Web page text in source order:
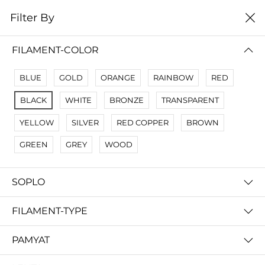
0
No Results
Not Found Filters1
Not Found Filters2
Filter By
FILAMENT-COLOR
BLUE GOLD ORANGE RAINBOW RED
BLACK WHITE BRONZE TRANSPARENT
YELLOW SILVER RED COPPER BROWN
GREEN GREY WOOD
SOPLO
FILAMENT-TYPE
PAMYAT